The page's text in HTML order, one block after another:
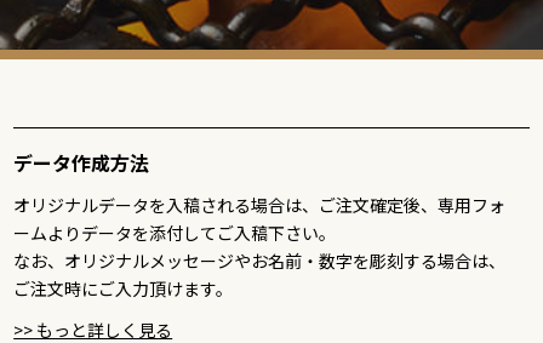
お肉が魅力的だったので購入を決めました。
えさと
ご購入いただいた商品：父の日 名入れ お肉ギフト ハンバー
グ4個
桐の箱がおしゃれでギフト感あっていい
2025/06/17
データ作成方法
オリジナルデータを入稿される場合は、ご注文確定後、専用フォ
ームよりデータを添付してご入稿下さい。
なお、オリジナルメッセージやお名前・数字を彫刻する場合は、
ご注文時にご入力頂けます。
>> もっと詳しく見る